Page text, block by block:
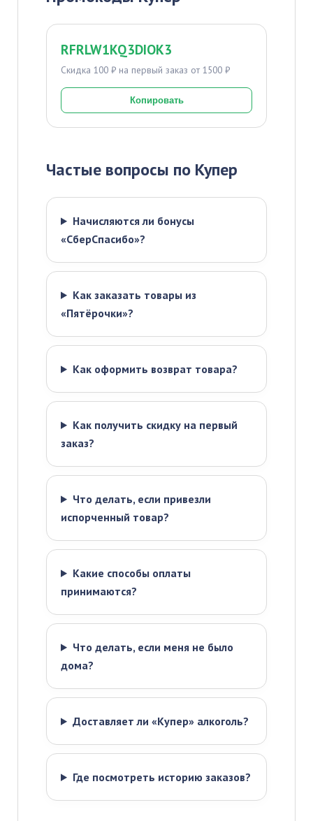
RFRLW1KQ3DIOK3
Скидка 100 ₽ на первый заказ от 1500 ₽
Копировать
Частые вопросы по Купер
Начисляются ли бонусы
«СберСпасибо»?
Как заказать товары из
«Пятёрочки»?
Как оформить возврат товара?
Как получить скидку на первый
заказ?
Что делать, если привезли
испорченный товар?
Какие способы оплаты
принимаются?
Что делать, если меня не было
дома?
Доставляет ли «Купер» алкоголь?
Где посмотреть историю заказов?